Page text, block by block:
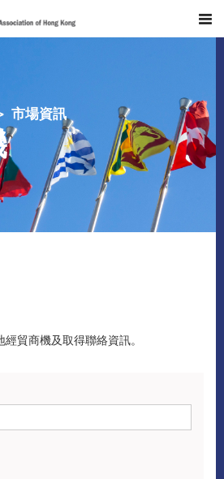
市場資訊
貿商機及取得聯絡資訊。